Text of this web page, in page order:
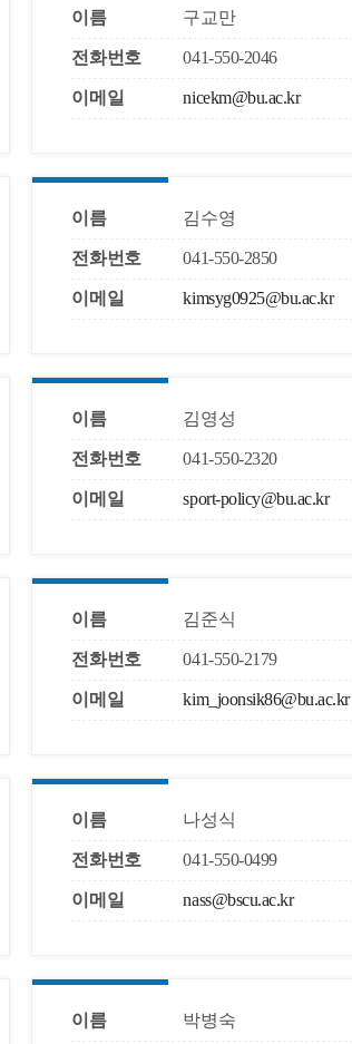
이름 구교만
전화번호 041-550-2046
이메일 nicekm@bu.ac.kr
이름 김수영
전화번호 041-550-2850
이메일 kimsyg0925@bu.ac.kr
이름 김영성
전화번호 041-550-2320
이메일 sport-policy@bu.ac.kr
이름 김준식
전화번호 041-550-2179
이메일 kim_joonsik86@bu.ac.kr
이름 나성식
전화번호 041-550-0499
이메일 nass@bscu.ac.kr
이름 박병숙